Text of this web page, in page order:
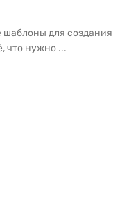
шаблоны для создания
что нужно ...